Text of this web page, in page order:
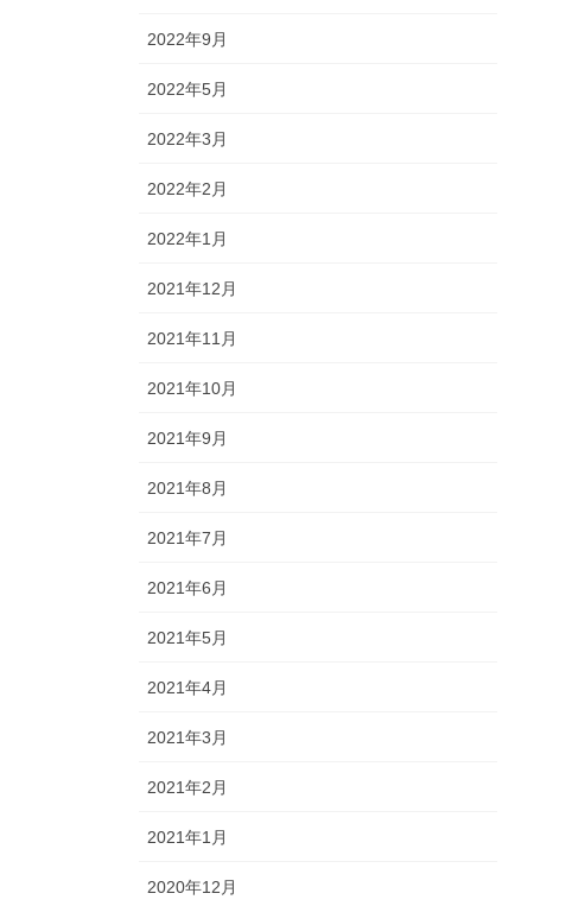
2022年9月
2022年5月
2022年3月
2022年2月
2022年1月
2021年12月
2021年11月
2021年10月
2021年9月
2021年8月
2021年7月
2021年6月
2021年5月
2021年4月
2021年3月
2021年2月
2021年1月
2020年12月